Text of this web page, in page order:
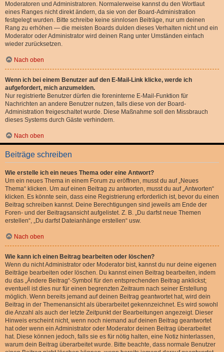
Moderatoren und Administratoren. Normalerweise kannst du den Wortlaut
eines Ranges nicht direkt ändern, da sie von der Board-Administration
festgelegt wurden. Bitte schreibe keine sinnlosen Beiträge, nur um deinen
Rang zu erhöhen — die meisten Boards dulden dieses Verhalten nicht und ein
Moderator oder Administrator wird deinen Rang unter Umständen einfach
wieder zurücksetzen.
Nach oben
Wenn ich bei einem Benutzer auf den E-Mail-Link klicke, werde ich
aufgefordert, mich anzumelden.
Nur registrierte Benutzer dürfen die foreninterne E-Mail-Funktion für
Nachrichten an andere Benutzer nutzen, falls diese von der Board-
Administration freigeschaltet wurde. Diese Maßnahme soll den Missbrauch
dieses Systems durch Gäste verhindern.
Nach oben
Beiträge schreiben
Wie erstelle ich ein neues Thema oder eine Antwort?
Um ein neues Thema in einem Forum zu eröffnen, musst du auf „Neues
Thema“ klicken. Um auf einen Beitrag zu antworten, musst du auf „Antworten“
klicken. Es könnte sein, dass eine Registrierung erforderlich ist, bevor du einen
Beitrag schreiben kannst. Deine Berechtigungen sind jeweils am Ende der
Foren- und der Beitragsansicht aufgelistet. Z. B. „Du darfst neue Themen
erstellen“, „Du darfst Dateianhänge erstellen“ usw.
Nach oben
Wie kann ich einen Beitrag bearbeiten oder löschen?
Wenn du nicht Administrator oder Moderator bist, kannst du nur deine eigenen
Beiträge bearbeiten oder löschen. Du kannst einen Beitrag bearbeiten, indem
du das „Ändere Beitrag“-Symbol für den entsprechenden Beitrag anklickst;
eventuell ist dies nur für einen begrenzten Zeitraum nach seiner Erstellung
möglich. Wenn bereits jemand auf deinen Beitrag geantwortet hat, wird dein
Beitrag in der Themenansicht als überarbeitet gekennzeichnet. Es wird sowohl
die Anzahl als auch der letzte Zeitpunkt der Bearbeitungen angezeigt. Dieser
Hinweis erscheint nicht, wenn noch niemand auf deinen Beitrag geantwortet
hat oder wenn ein Administrator oder Moderator deinen Beitrag überarbeitet
hat. Diese können jedoch, falls sie es für nötig halten, eine Notiz hinterlassen,
warum dein Beitrag überarbeitet wurde. Bitte beachte, dass normale Benutzer